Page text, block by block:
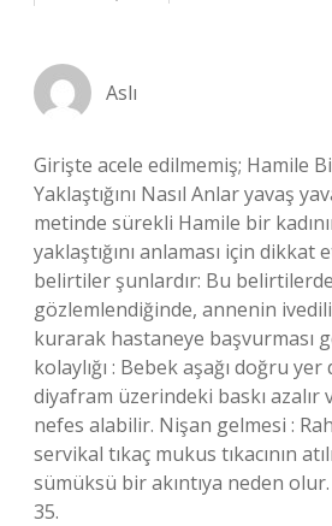
Aslı
Girişte acele edilmemiş; Hamile
Yaklaştığını Nasıl Anlar yavaş
metinde sürekli Hamile bir
yaklaştığını anlaması için dikkat
belirtiler şunlardır: Bu
gözlemlendiğinde, annenin
kurarak hastaneye başvurması
kolaylığı : Bebek aşağı doğru
diyafram üzerindeki baskı azalır
nefes alabilir. Nişan gelmesi :
servikal tıkaç mukus tıkacının
sümüksü bir akıntıya neden olur.
35.